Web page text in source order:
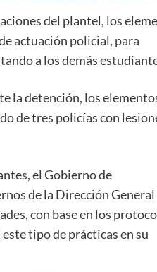
del plantel, los
actuación policial, para
a los demás
la detención, los
de tres policías con
el Gobierno de
de la Dirección General
con base en los
tipo de prácticas en su